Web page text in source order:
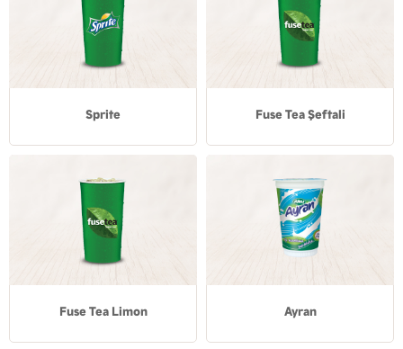
Sprite Fuse Tea Şeftali
Fuse Tea Limon Ayran